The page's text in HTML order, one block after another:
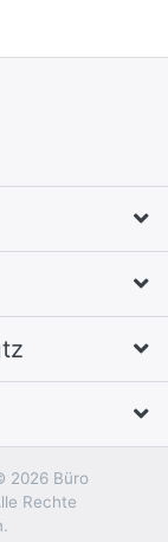
2026 Büro
Rechte